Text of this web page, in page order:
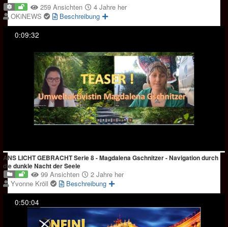
259 Ansichten
4 Jahre her
OKiNEWS
Beschreibung
0:09:32
ANS LICHT GEBRACHT Serie 8 - Magdalena Gschnitzer - Navigation durch
die dunkle Nacht der Seele
99 Ansichten
2 Jahre her
Yvonne Kröll
Beschreibung
0:50:04